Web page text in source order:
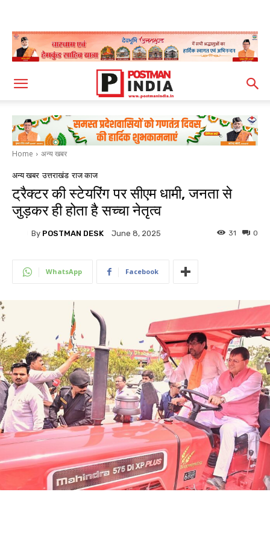
Home अन्य खबर
अन्य खबर उत्तराखंड राज काज
ट्रैक्टर की स्टेयरिंग पर सीएम धामी, जनता से
जुड़कर ही होता है सच्चा नेतृत्व
By POSTMAN DESK June 8, 2025 0
31
WhatsApp Facebook